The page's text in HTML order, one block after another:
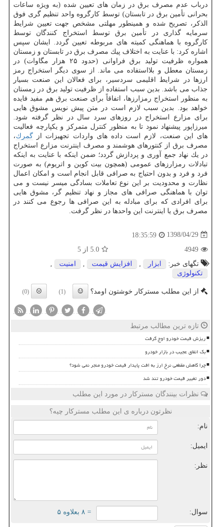
درباب عدم مصرف برق در زمان های تعیین شده (به ویژه ساعات
بحرانی تأمین برق در تابستان) توسط كارگروه واحد تنظیم گری فوق
الذكر، تصریح شده و همینطور مهلتی مشخص جهت تعیین شرایط
سرمایه گذاری در تأمین برق توسط استخراج كنندگان توسط
كارگروه با هماهنگی كمیته های مربوطه تعیین گردد. ایشان سپس
اشاره كرد: با عنایت به اختلاف پیك مصرف برق در تابستان و زمستان
همواره ظرفیت تولید برق فراوانی (حدود ۲۵ هزار مگاوات) در
زمستان معطل و بلااستفاده می ماند. از سوی دیگر استخراج رمز
ارزها در شرایط اقلیمی سردسیر، برای فعالان این صنعت بسیار
جذاب می باشد. بدین سبب استفاده از ظرفیت تولید برق در زمستان
به منظور استخراج رمزارزها، اتفاقاً برای صنعت برق هم مفید فایده
خواهد بود. بدین سبب لازم است در متن پیش نویس مشوق هایی
برای مزارع استخراج در روزهای سرد سال در نظر گرفته شود.
میرزاپور پیشنهاد نمود تا به منظور كنترل متمركز و یكپارچه فعالیت
های این صنعت، لازم است داده های واردات تجهیزات از گمرك،
مصرف برق از كنتورهای هوشمند و مصرف اینترنت مزارع استخراج
در یك نهاد جمع آوری و پردازش گردد؛ ضمن اینكه با عنایت به اینكه
تبادلات رمزارزهای عمومی (همچون بیت كوین و اتریوم) به صورت
فرد و فرد و بدون احتیاج به صرافی قابل انجام است و امكان اعمال
نظارت و محدودیت بر این نوع تعاملات بسادگی میسر نیست و می
توان با هماهنگی صرافی های مجاز و نهاد تنظیم گر، مشوق هایی
برای افرادی كه برای مبادله به این صرافی ها رجوع می كنند در
مصرف برق یا اینترنت این واحدها در نظر گرفت.
1398/04/29
18:35:59
4949
5.0 از 5
تگهای خبر:
ابزار , افزایش قیمت , امنیت
,
تكنولوژی
از این مطلب مسترکار خوشتون اومد؟ (1)
(0)
تازه ترین مطالب مرتبط
ریزش قیمت خودرو اوج گرفت
بک اتفاق عجیب در بازار خودرو
چرا کاهش مقطعی نرخ ارز به افت پایدار قیمت خودرو منجر نمی شود؟
دور تغییر قیمت خودرو تند شد
نظرات بینندگان مسترکار در مورد این مطلب
نظرتون درباره ی این مطلب مسترکار چیه؟
نام:
ایمیل:
نظر:
سوال: = ۸ بعلاوه ۵